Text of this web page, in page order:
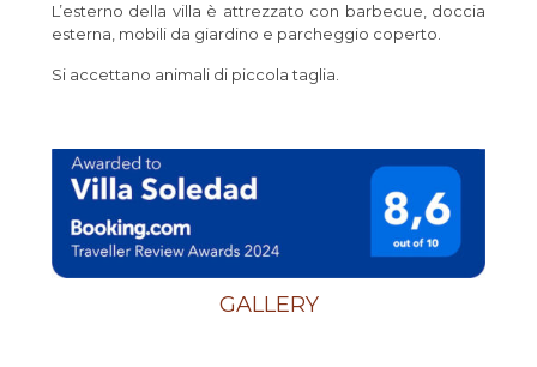
L’esterno della villa è attrezzato con barbecue, doccia
esterna, mobili da giardino e parcheggio coperto.
Si accettano animali di piccola taglia.
GALLERY